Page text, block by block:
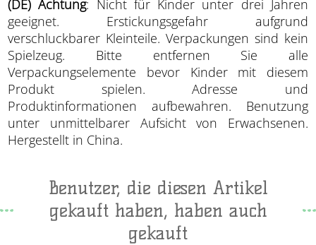
(DE) Achtung: Nicht für Kinder unter drei Jahren
geeignet. Erstickungsgefahr aufgrund
verschluckbarer Kleinteile. Verpackungen sind kein
Spielzeug. Bitte entfernen Sie alle
Verpackungselemente bevor Kinder mit diesem
Produkt spielen. Adresse und
Produktinformationen aufbewahren. Benutzung
unter unmittelbarer Aufsicht von Erwachsenen.
Hergestellt in China.
Benutzer, die diesen Artikel
gekauft haben, haben auch
gekauft